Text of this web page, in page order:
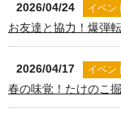
2026/04/24 イベン
お友達と協力！爆弾
2026/04/17 イベン
春の味覚！たけのこ